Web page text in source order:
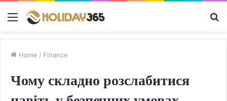
Menu
Home / Finance
Чому складно розслабитися